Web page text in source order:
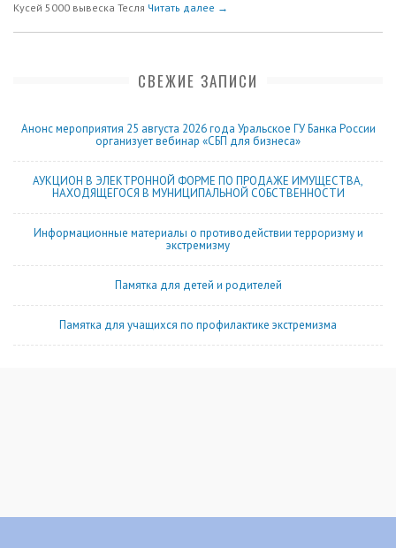
Кусей 5000 вывеска Тесля Читать далее →
СВЕЖИЕ ЗАПИСИ
Анонс мероприятия 25 августа 2026 года Уральское ГУ Банка России
организует вебинар «СБП для бизнеса»
АУКЦИОН В ЭЛЕКТРОННОЙ ФОРМЕ ПО ПРОДАЖЕ ИМУЩЕСТВА,
НАХОДЯЩЕГОСЯ В МУНИЦИПАЛЬНОЙ СОБСТВЕННОСТИ
Информационные материалы о противодействии терроризму и
экстремизму
Памятка для детей и родителей
Памятка для учащихся по профилактике экстремизма